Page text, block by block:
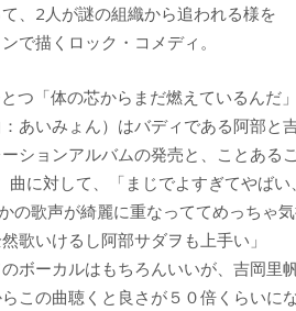
、2人が謎の組織から追われる様を
で描くロック・コメディ。
つ「体の芯からまだ燃えているんだ」
：あいみょん）はバディである阿部
ションアルバムの発売と、ことある
に対して、「まじでよすぎてやばい
の歌声が綺麗に重なっててめっちゃ
然歌いけるし阿部サダヲも上手い」
のボーカルはもちろんいいが、吉岡里
らこの曲聴くと良さが５０倍くらいに